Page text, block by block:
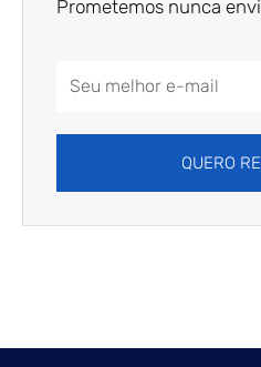
Prometemos nunca
QUERO